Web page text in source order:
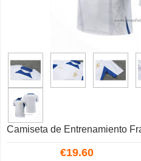
Camiseta de Entrenamiento
€19.60